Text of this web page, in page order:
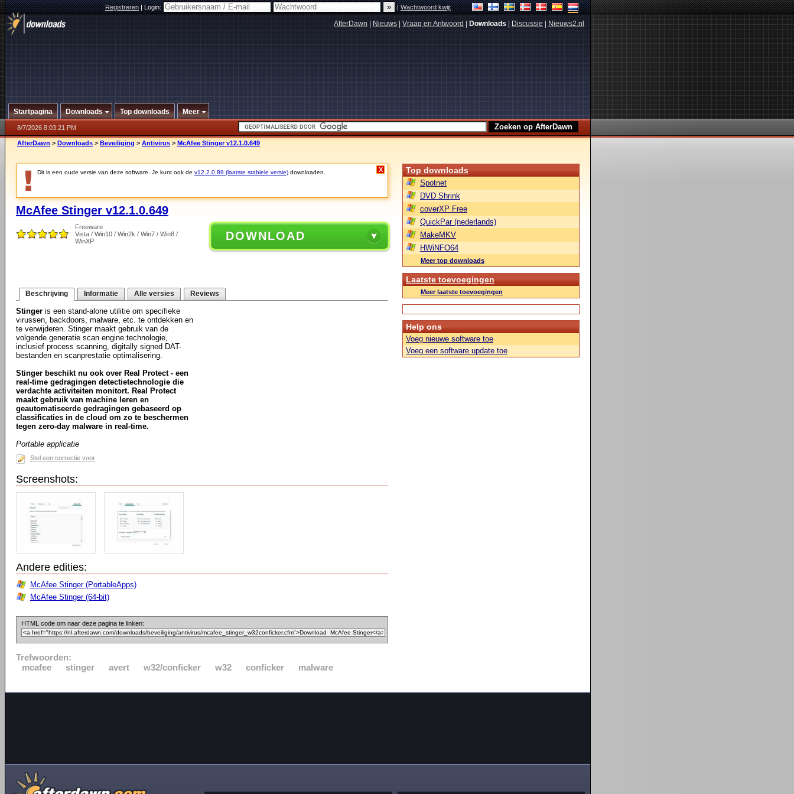
Registreren|Login: |Wachtwoord kwijt
AfterDawn Nieuws Vraag en Antwoord Downloads Discussie Nieuws2.nl
Startpagina Downloads Top downloads Meer
8/7/2026 8:03:21 PM
AfterDawn > Downloads > Beveiliging > Antivirus > McAfee Stinger v12.1.0.649
Dit is een oude versie van deze software. Je kunt ook de v12.2.0.89 (laatste stabiele versie) downloaden. X
McAfee Stinger v12.1.0.649
Freeware
Vista / Win10 / Win2k / Win7 / Win8 /
WinXP
DOWNLOAD
Beschrijving Informatie Alle versies Reviews
Stinger is een stand-alone utilitie om specifieke
virussen, backdoors, malware, etc. te ontdekken en
te verwijderen. Stinger maakt gebruik van de
volgende generatie scan engine technologie,
inclusief process scanning, digitally signed DAT-
bestanden en scanprestatie optimalisering.
Stinger beschikt nu ook over Real Protect - een
real-time gedragingen detectietechnologie die
verdachte activiteiten monitort. Real Protect
maakt gebruik van machine leren en
geautomatiseerde gedragingen gebaseerd op
classificaties in de cloud om zo te beschermen
tegen zero-day malware in real-time.
Portable applicatie
Stel een correctie voor
Screenshots:
Andere edities:
McAfee Stinger (PortableApps)
McAfee Stinger (64-bit)
HTML code om naar deze pagina te linken:
Trefwoorden:
mcafee
stinger avert w32/conficker w32 conficker malware
Top downloads
Spotnet
DVD Shrink
coverXP Free
QuickPar (nederlands)
MakeMKV
HWiNFO64
Meer top downloads
Laatste toevoegingen
Meer laatste toevoegingen
Help ons
Voeg nieuwe software toe
Voeg een software update toe